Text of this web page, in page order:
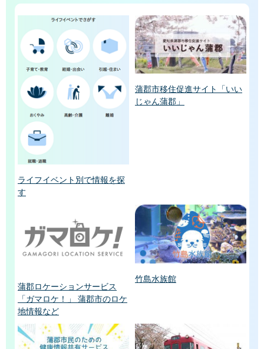
ライフイベント別で情報を探
す
蒲郡市移住促進サイト「いい
じゃん蒲郡」
蒲郡ロケーションサービス
「ガマロケ！」 蒲郡市のロケ
地情報など
竹島水族館